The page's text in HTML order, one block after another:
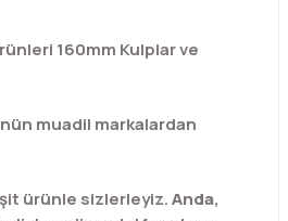
160mm Kulplar ve
muadil markalardan
ürünle sizlerleyiz.Anda,